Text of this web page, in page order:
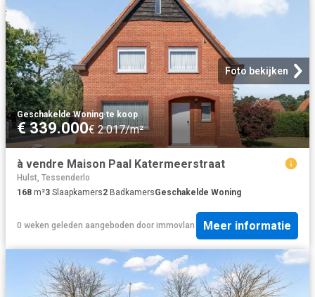
Foto bekijken
Geschakelde Woning·te koop
€ 339.000€ 2.017/m²
à vendre Maison Paal Katermeerstraat
Hulst, Tessenderlo
168 m²3 Slaapkamers2 BadkamersGeschakelde Woning
0 weken geleden aangeboden door immovlan Meer informatie